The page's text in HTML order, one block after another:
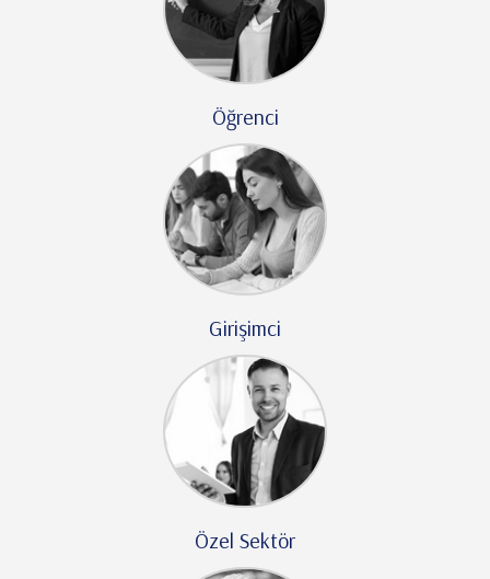
Öğrenci
Girişimci
Özel Sektör